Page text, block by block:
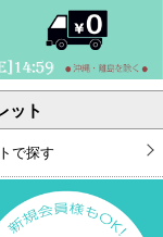
ット
で探す